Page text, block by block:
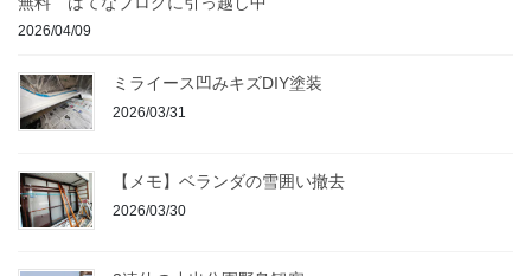
2026/04/09
ミライース凹みキズDIY塗装
2026/03/31
【メモ】ベランダの雪囲い撤去
2026/03/30